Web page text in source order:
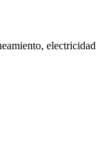
electricidad